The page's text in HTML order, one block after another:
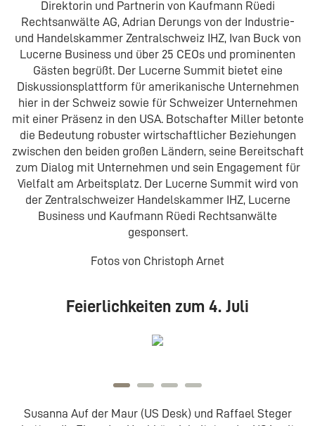
Direktorin und Partnerin von Kaufmann Rüedi
Rechtsanwälte AG, Adrian Derungs von der Industrie-
und Handelskammer Zentralschweiz IHZ, Ivan Buck von
Lucerne Business und über 25 CEOs und prominenten
Gästen begrüßt. Der Lucerne Summit bietet eine
Diskussionsplattform für amerikanische Unternehmen
hier in der Schweiz sowie für Schweizer Unternehmen
mit einer Präsenz in den USA. Botschafter Miller betonte
die Bedeutung robuster wirtschaftlicher Beziehungen
zwischen den beiden großen Ländern, seine Bereitschaft
zum Dialog mit Unternehmen und sein Engagement für
Vielfalt am Arbeitsplatz. Der Lucerne Summit wird von
der Zentralschweizer Handelskammer IHZ, Lucerne
Business und Kaufmann Rüedi Rechtsanwälte
gesponsert.
Fotos von Christoph Arnet
Feierlichkeiten zum 4. Juli
Susanna Auf der Maur (US Desk) und Raffael Steger